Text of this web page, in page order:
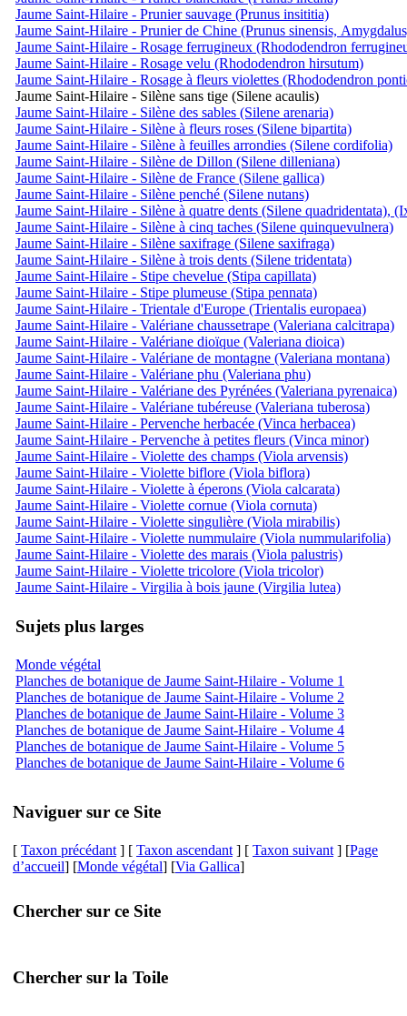
Jaume Saint-Hilaire - Prunier sauvage (Prunus insititia)
Jaume Saint-Hilaire - Prunier de Chine (Prunus sinensis,
Jaume Saint-Hilaire - Rosage ferrugineux (Rhododendron
Jaume Saint-Hilaire - Rosage velu (Rhododendron hirsutum)
Jaume Saint-Hilaire - Rosage à fleurs violettes (Rhododendron
Jaume Saint-Hilaire - Silène sans tige (Silene acaulis)
Jaume Saint-Hilaire - Silène des sables (Silene arenaria)
Jaume Saint-Hilaire - Silène à fleurs roses (Silene bipartita)
Jaume Saint-Hilaire - Silène à feuilles arrondies (Silene cordifolia)
Jaume Saint-Hilaire - Silène de Dillon (Silene dilleniana)
Jaume Saint-Hilaire - Silène de France (Silene gallica)
Jaume Saint-Hilaire - Silène penché (Silene nutans)
Jaume Saint-Hilaire - Silène à quatre dents (Silene quadridentata),
Jaume Saint-Hilaire - Silène à cinq taches (Silene quinquevulnera)
Jaume Saint-Hilaire - Silène saxifrage (Silene saxifraga)
Jaume Saint-Hilaire - Silène à trois dents (Silene tridentata)
Jaume Saint-Hilaire - Stipe chevelue (Stipa capillata)
Jaume Saint-Hilaire - Stipe plumeuse (Stipa pennata)
Jaume Saint-Hilaire - Trientale d'Europe (Trientalis europaea)
Jaume Saint-Hilaire - Valériane chaussetrape (Valeriana calcitrapa)
Jaume Saint-Hilaire - Valériane dioïque (Valeriana dioica)
Jaume Saint-Hilaire - Valériane de montagne (Valeriana montana)
Jaume Saint-Hilaire - Valériane phu (Valeriana phu)
Jaume Saint-Hilaire - Valériane des Pyrénées (Valeriana pyrenaica)
Jaume Saint-Hilaire - Valériane tubéreuse (Valeriana tuberosa)
Jaume Saint-Hilaire - Pervenche herbacée (Vinca herbacea)
Jaume Saint-Hilaire - Pervenche à petites fleurs (Vinca minor)
Jaume Saint-Hilaire - Violette des champs (Viola arvensis)
Jaume Saint-Hilaire - Violette biflore (Viola biflora)
Jaume Saint-Hilaire - Violette à éperons (Viola calcarata)
Jaume Saint-Hilaire - Violette cornue (Viola cornuta)
Jaume Saint-Hilaire - Violette singulière (Viola mirabilis)
Jaume Saint-Hilaire - Violette nummulaire (Viola nummularifolia)
Jaume Saint-Hilaire - Violette des marais (Viola palustris)
Jaume Saint-Hilaire - Violette tricolore (Viola tricolor)
Jaume Saint-Hilaire - Virgilia à bois jaune (Virgilia lutea)
Sujets plus larges
Monde végétal
Planches de botanique de Jaume Saint-Hilaire - Volume 1
Planches de botanique de Jaume Saint-Hilaire - Volume 2
Planches de botanique de Jaume Saint-Hilaire - Volume 3
Planches de botanique de Jaume Saint-Hilaire - Volume 4
Planches de botanique de Jaume Saint-Hilaire - Volume 5
Planches de botanique de Jaume Saint-Hilaire - Volume 6
Naviguer sur ce Site
[ Taxon précédant ] [ Taxon ascendant ] [ Taxon suivant ] [Page
d’accueil] [Monde végétal] [Via Gallica]
Chercher sur ce Site
Chercher sur la Toile